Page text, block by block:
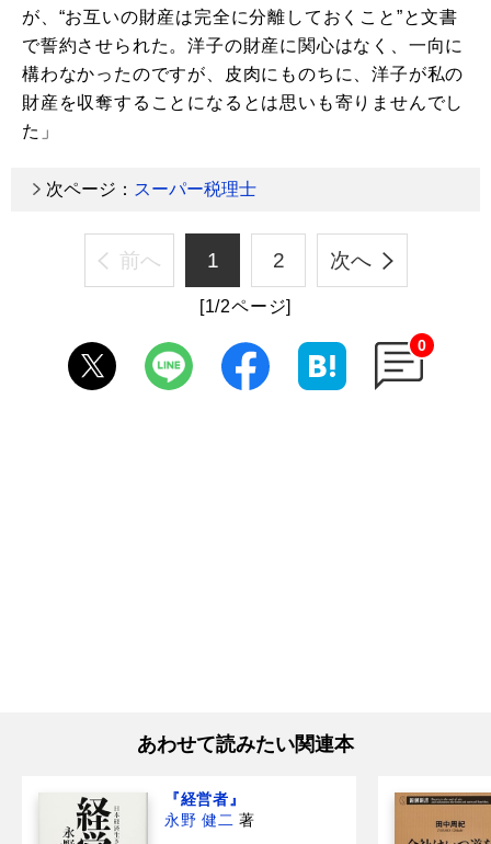
が、“お互いの財産は完全に分離しておくこと”と文書
で誓約させられた。洋子の財産に関心はなく、一向に
構わなかったのですが、皮肉にものちに、洋子が私の
財産を収奪することになるとは思いも寄りませんでし
た」
次ページ： スーパー税理士
前へ 1 2 次へ
[1/2ページ]
0
あわせて読みたい関連本
『経営者』
永野 健二 著